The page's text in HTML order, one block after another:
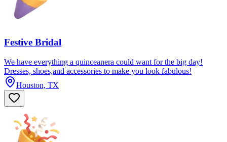
Festive Bridal
We have everything a quinceanera could want for the big day!
Dresses, shoes,and accessories to make you look fabulous!
Houston, TX